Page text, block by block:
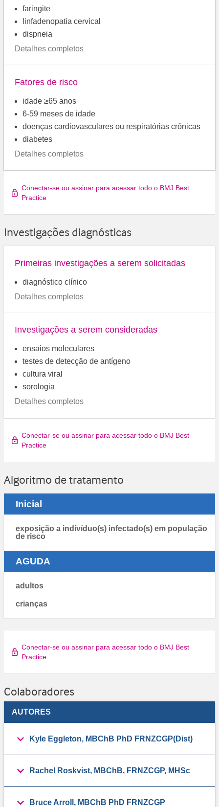
faringite
linfadenopatia cervical
dispneia
Detalhes completos
Fatores de risco
idade ≥65 anos
6-59 meses de idade
doenças cardiovasculares ou respiratórias crônicas
diabetes
Detalhes completos
Conectar-se ou assinar para acessar todo o BMJ Best
Practice
Investigações diagnósticas
Primeiras investigações a serem solicitadas
diagnóstico clínico
Detalhes completos
Investigações a serem consideradas
ensaios moleculares
testes de detecção de antígeno
cultura viral
sorologia
Detalhes completos
Conectar-se ou assinar para acessar todo o BMJ Best
Practice
Algoritmo de tratamento
Inicial
exposição a indivíduo(s) infectado(s) em população
de risco
AGUDA
adultos
crianças
Conectar-se ou assinar para acessar todo o BMJ Best
Practice
Colaboradores
AUTORES
Kyle Eggleton, MBChB PhD FRNZCGP(Dist)
Rachel Roskvist, MBChB, FRNZCGP, MHSc
Bruce Arroll, MBChB PhD FRNZCGP